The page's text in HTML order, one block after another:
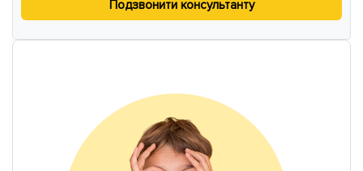
Подзвонити консультанту